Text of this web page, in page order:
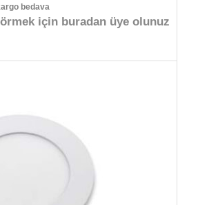
bedava
için buradan üye olunuz